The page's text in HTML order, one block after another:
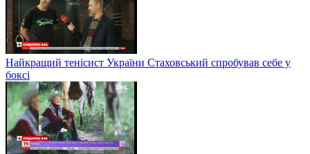
Найкращий тенісист України Стаховський спробував себе у
боксі